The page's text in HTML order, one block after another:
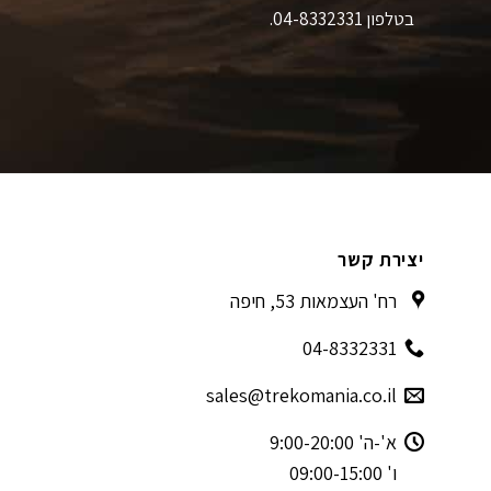
בטלפון 04-8332331.
יצירת קשר
רח' העצמאות 53, חיפה
04-8332331
sales@trekomania.co.il
א'-ה' 9:00-20:00
ו' 09:00-15:00